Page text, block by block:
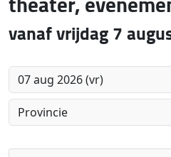
vanaf vrijdag 7